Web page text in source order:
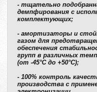
- тщательно
демпфирования с
комплектующих;
- амортизаторы и
газом для
обеспечения
групп в различных
(от -45°C до +50°C);
- 100% контроль
производства с